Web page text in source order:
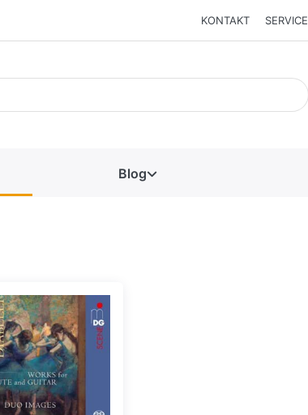
KONTAKT SERVICE
Blog